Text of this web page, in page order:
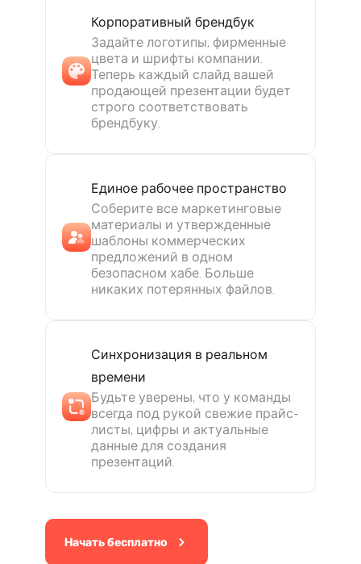
Корпоративный брендбук
Задайте логотипы, фирменные
цвета и шрифты компании.
Теперь каждый слайд вашей
продающей презентации будет
строго соответствовать
брендбуку.
Единое рабочее пространство
Соберите все маркетинговые
материалы и утвержденные
шаблоны коммерческих
предложений в одном
безопасном хабе. Больше
никаких потерянных файлов.
Синхронизация в реальном
времени
Будьте уверены, что у команды
всегда под рукой свежие прайс-
листы, цифры и актуальные
данные для создания
презентаций.
Начать бесплатно